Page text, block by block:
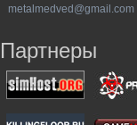
metalmedved@gmail.com
Партнеры